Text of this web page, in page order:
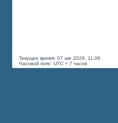
Текущее время: 07 авг 2026, 11:06
Часовой пояс: UTC + 7 часов